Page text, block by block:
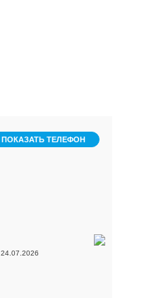
ПОКАЗАТЬ ТЕЛЕФОН
24.07.2026